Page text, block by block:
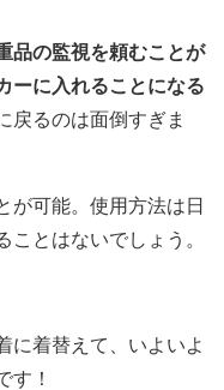
品の監視を頼むことが
ーに入れることになる
戻るのは面倒すぎま
が可能。使用方法は日
とはないでしょう。
に着替えて、いよいよ
す！